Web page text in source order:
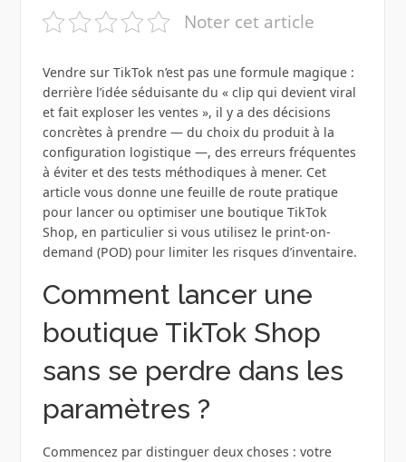
Noter cet article
Vendre sur TikTok n’est pas une formule magique :
derrière l’idée séduisante du « clip qui devient viral
et fait exploser les ventes », il y a des décisions
concrètes à prendre — du choix du produit à la
configuration logistique —, des erreurs fréquentes
à éviter et des tests méthodiques à mener. Cet
article vous donne une feuille de route pratique
pour lancer ou optimiser une boutique TikTok
Shop, en particulier si vous utilisez le print-on-
demand (POD) pour limiter les risques d’inventaire.
Comment lancer une
boutique TikTok Shop
sans se perdre dans les
paramètres ?
Commencez par distinguer deux choses : votre